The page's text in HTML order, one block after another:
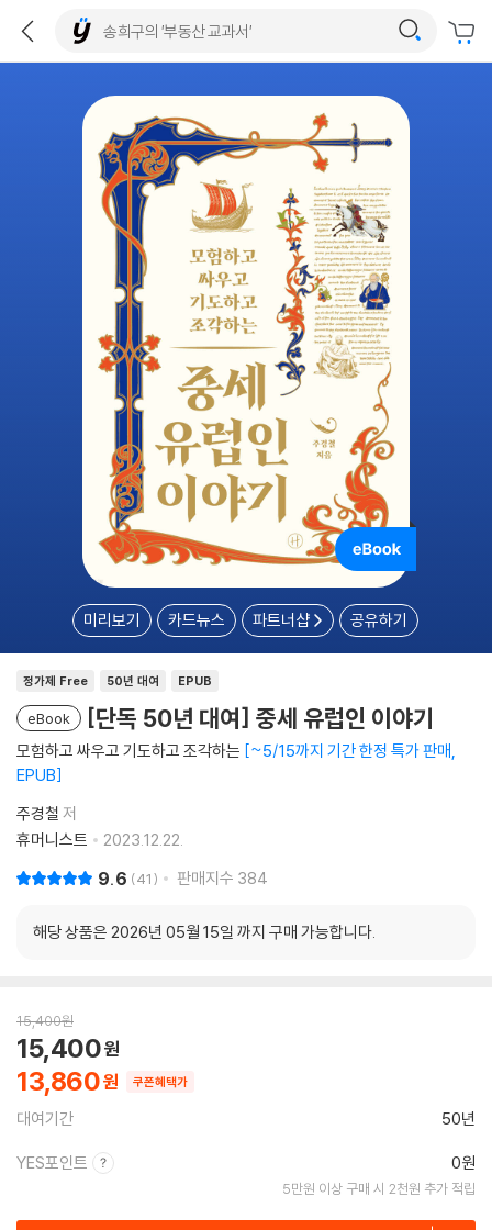
미리보기 카드뉴스 파트너샵 공유하기
정가제 Free 50년 대여 EPUB
eBook [단독 50년 대여] 중세 유럽인 이야기
모험하고 싸우고 기도하고 조각하는 ~5/15까지 기간 한정 특가 판매,
EPUB
주경철 저
휴머니스트
2023.12.22.
9.6 41 판매지수 384
해당 상품은 2026년 05월 15일 까지 구매 가능합니다.
15,400원
13,860
15,400
쿠폰혜택가
대여기간 50년
YES포인트 0원
5만원 이상 구매 시 2천원 추가 적립